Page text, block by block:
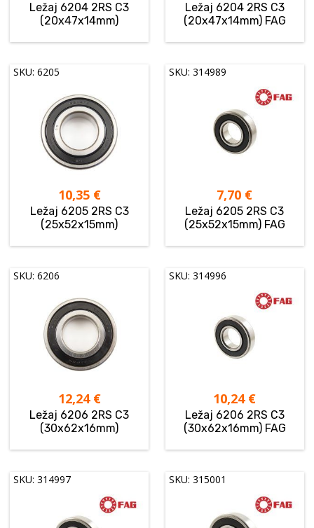
Ležaj 6204 2RS C3
(20x47x14mm)
Ležaj 6204 2RS C3
(20x47x14mm) FAG
SKU: 6205
10,35 €
Ležaj 6205 2RS C3
(25x52x15mm)
SKU: 314989
7,70 €
Ležaj 6205 2RS C3
(25x52x15mm) FAG
SKU: 6206
12,24 €
Ležaj 6206 2RS C3
(30x62x16mm)
SKU: 314996
10,24 €
Ležaj 6206 2RS C3
(30x62x16mm) FAG
SKU: 314997 SKU: 315001